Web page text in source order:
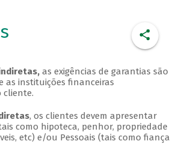
as exigências de garantias são
as instituições financeiras
cliente.
, os clientes devem apresentar
como hipoteca, penhor, propriedade
etc) e/ou Pessoais (tais como fiança